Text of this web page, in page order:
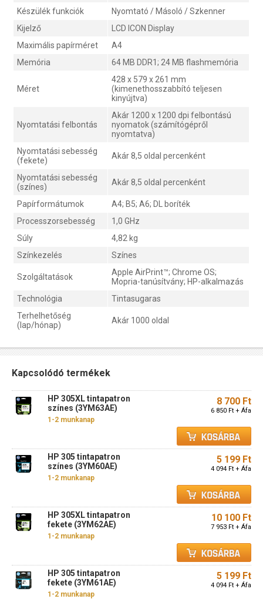
Készülék funkciók
Nyomtató / Másoló / Szkenner
Kijelző
LCD ICON Display
Maximális papírméret
A4
Memória
64 MB DDR1; 24 MB flashmemória
Méret
428 x 579 x 261 mm
(kimenethosszabbító teljesen
kinyújtva)
Nyomtatási felbontás
Akár 1200 x 1200 dpi felbontású
nyomatok (számítógépről
nyomtatva)
Nyomtatási sebesség
(fekete)
Akár 8,5 oldal percenként
Nyomtatási sebesség
(színes)
Akár 8,5 oldal percenként
Papírformátumok
A4; B5; A6; DL boríték
Processzorsebesség
1,0 GHz
Súly
4,82 kg
Színkezelés
Színes
Szolgáltatások
Apple AirPrint™; Chrome OS;
Mopria-tanúsítvány; HP-alkalmazás
Technológia
Tintasugaras
Terhelhetőség
(lap/hónap)
Akár 1000 oldal
Kapcsolódó termékek
HP 305XL tintapatron
színes (3YM63AE)
1-2 munkanap
8 700 Ft
6 850 Ft + Áfa
HP 305 tintapatron
színes (3YM60AE)
1-2 munkanap
5 199 Ft
4 094 Ft + Áfa
HP 305XL tintapatron
fekete (3YM62AE)
1-2 munkanap
10 100 Ft
7 953 Ft + Áfa
HP 305 tintapatron
fekete (3YM61AE)
1-2 munkanap
5 199 Ft
4 094 Ft + Áfa